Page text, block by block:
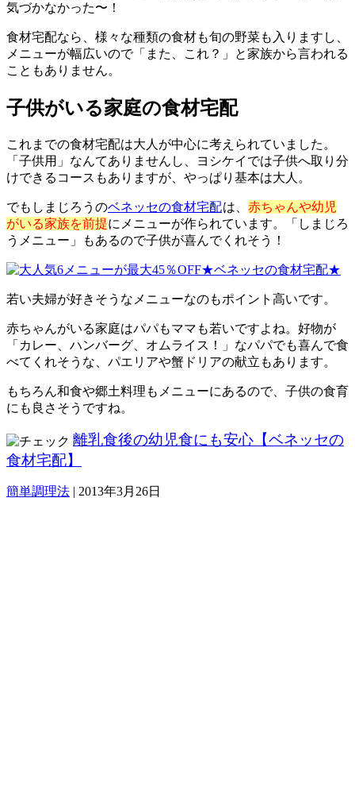
気づかなかった〜！
食材宅配なら、様々な種類の食材も旬の野菜も入りますし、
メニューが幅広いので「また、これ？」と家族から言われる
こともありません。
子供がいる家庭の食材宅配
これまでの食材宅配は大人が中心に考えられていました。
「子供用」なんてありませんし、ヨシケイでは子供へ取り分
けできるコースもありますが、やっぱり基本は大人。
でもしまじろうのベネッセの食材宅配は、 赤ちゃんや幼児
がいる家族を前提にメニューが作られています。「しまじろ
うメニュー」もあるので子供が喜んでくれそう！
若い夫婦が好きそうなメニューなのもポイント高いです。
赤ちゃんがいる家庭はパパもママも若いですよね。好物が
「カレー、ハンバーグ、オムライス！」なパパでも喜んで食
べてくれそうな、パエリアや蟹ドリアの献立もあります。
もちろん和食や郷土料理もメニューにあるので、子供の食育
にも良さそうですね。
離乳食後の幼児食にも安心【ベネッセの
食材宅配】
簡単調理法 | 2013年3月26日